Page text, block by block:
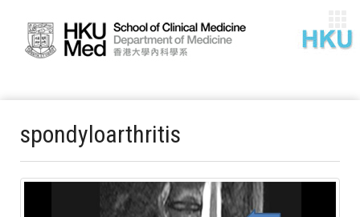
spondyloarthritis